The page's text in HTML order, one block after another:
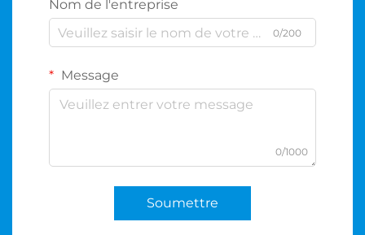
Nom de l'entreprise
0/200
Message
0/1000
Soumettre